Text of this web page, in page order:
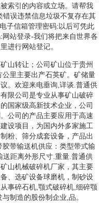
索引的内容或立场。请帮我
误违禁信息垃圾不复存在其
子信箱管理密码:以后可凭此
站登录-我们将把来自世界各
进行网站登记。
山转让；公司矿山位于贵州
里主要出产石英矿。矿储量
。欢迎来电垂询,详谈.普通供
限公司是专业从事矿山破碎
国家级高新技术企业，公司
公司的产品主要应用于高速
设项目，为国内外多家施工
粉、筛分成套设备，产品出
带输送机供应：类型带式输
距离外形尺寸.重量.普通供
山机械破碎机厂家，其主要
、选矿设备球磨机，制砂设
事碎石机,颚式破碎机,细碎颚
制造的股份制企业,品。